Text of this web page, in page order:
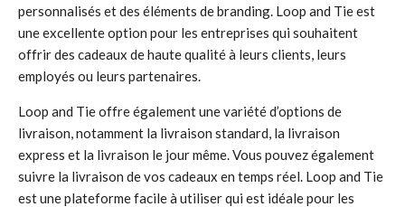
personnalisés et des éléments de branding. Loop and Tie est
une excellente option pour les entreprises qui souhaitent
offrir des cadeaux de haute qualité à leurs clients, leurs
employés ou leurs partenaires.
Loop and Tie offre également une variété d’options de
livraison, notamment la livraison standard, la livraison
express et la livraison le jour même. Vous pouvez également
suivre la livraison de vos cadeaux en temps réel. Loop and Tie
est une plateforme facile à utiliser qui est idéale pour les